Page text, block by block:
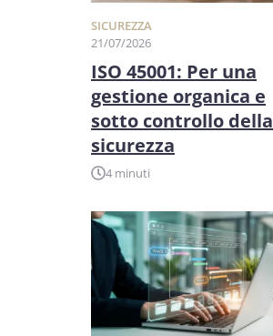
SICUREZZA
21/07/2026
ISO 45001: Per una
gestione organica e
sotto controllo della
sicurezza
4 minuti